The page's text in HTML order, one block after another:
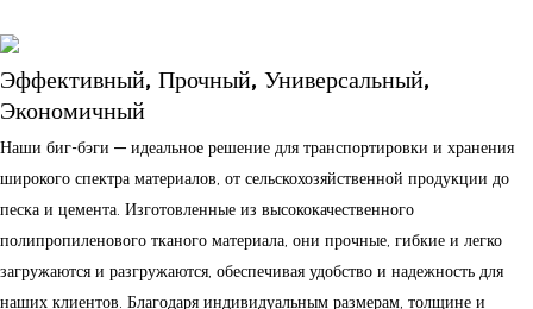
Эффективный, Прочный, Универсальный,
Экономичный
Наши биг-бэги — идеальное решение для транспортировки и хранения
широкого спектра материалов, от сельскохозяйственной продукции до
песка и цемента. Изготовленные из высококачественного
полипропиленового тканого материала, они прочные, гибкие и легко
загружаются и разгружаются, обеспечивая удобство и надежность для
наших клиентов. Благодаря индивидуальным размерам, толщине и